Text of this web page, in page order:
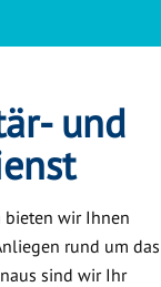
und
bieten wir Ihnen
rund um das
sind wir Ihr